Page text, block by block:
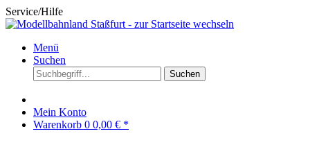
Service/Hilfe
Menü
Suchen
Suchen
Mein Konto
Warenkorb 0 0,00 € *